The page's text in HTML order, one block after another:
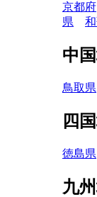
京都府
県
中
鳥取県
四
徳島県
九